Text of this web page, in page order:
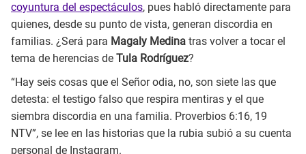
coyuntura del espectáculos, pues habló directamente para
quienes, desde su punto de vista, generan discordia en
familias. ¿Será para Magaly Medina tras volver a tocar el
tema de herencias de Tula Rodríguez?
“Hay seis cosas que el Señor odia, no, son siete las que
detesta: el testigo falso que respira mentiras y el que
siembra discordia en una familia. Proverbios 6:16, 19
NTV”, se lee en las historias que la rubia subió a su cuenta
personal de Instagram.